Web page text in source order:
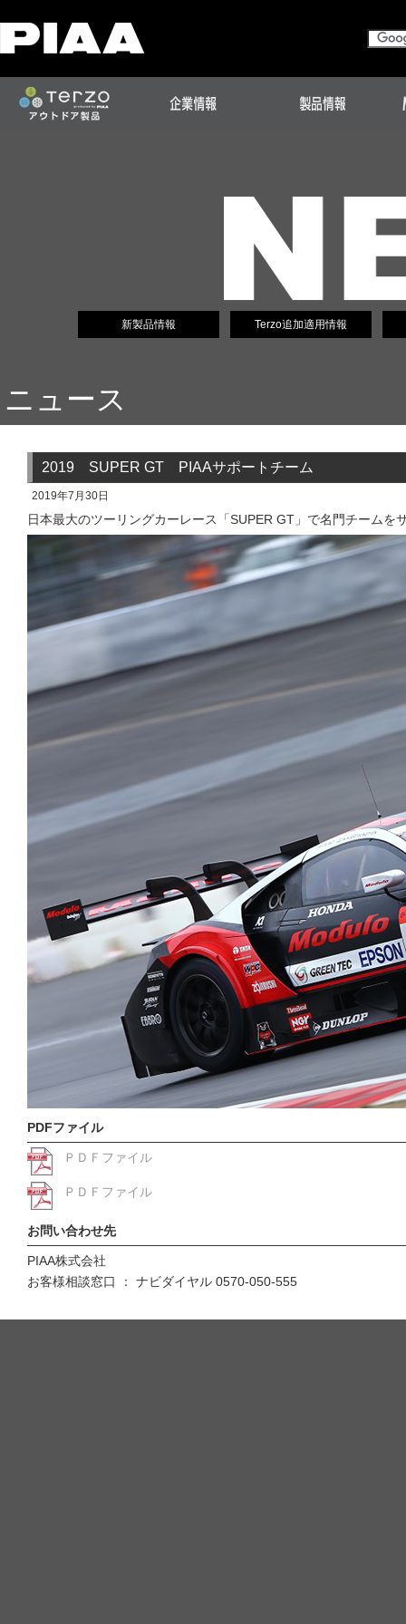
新製品情報 Terzo追加適用情報
ニュース
2019 SUPER GT PIAAサポートチーム
2019年7月30日
日本最大のツーリングカーレース「SUPER GT」で名門チームを
PDFファイル
ＰＤＦファイル
ＰＤＦファイル
お問い合わせ先
PIAA株式会社
お客様相談窓口 ： ナビダイヤル 0570-050-555